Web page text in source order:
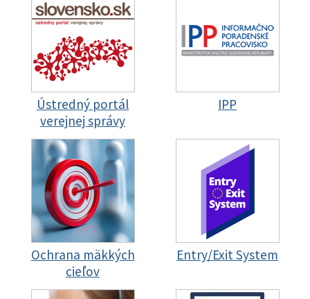
Ústredný portál
verejnej správy
IPP
Ochrana mäkkých
cieľov
Entry/Exit System